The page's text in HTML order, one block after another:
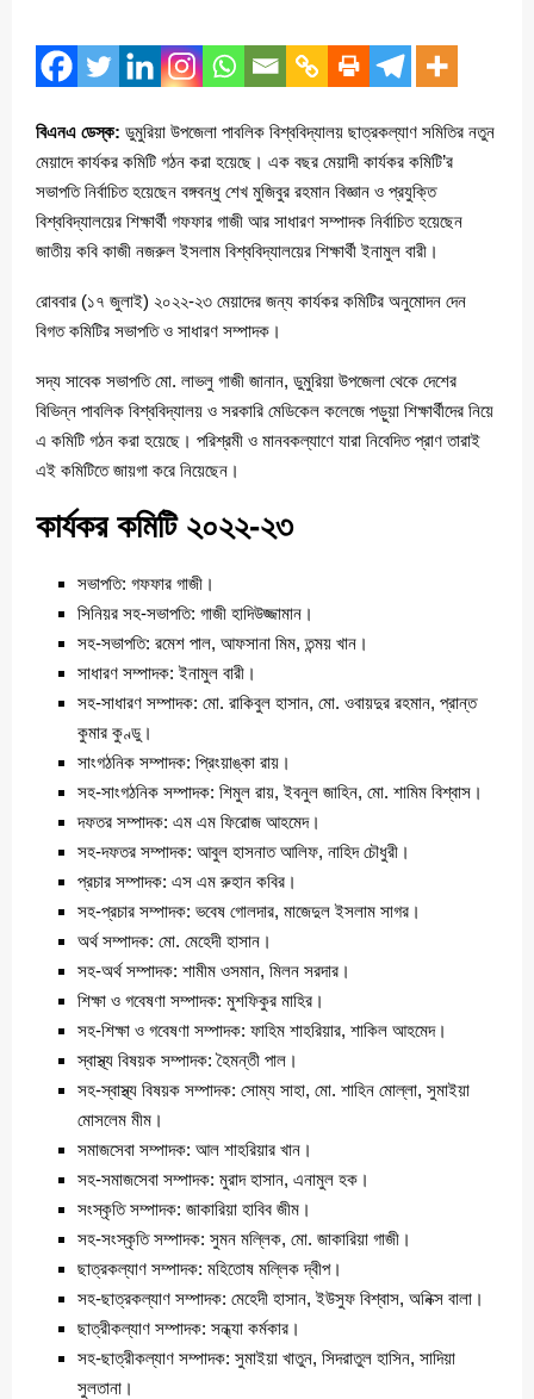
বিএনএ ডেস্ক: ডুমুরিয়া উপজেলা পাবলিক বিশ্ববিদ্যালয় ছাত্রকল্যাণ সমিতির নতুন
মেয়াদে কার্যকর কমিটি গঠন করা হয়েছে। এক বছর মেয়াদী কার্যকর কমিটি’র
সভাপতি নির্বাচিত হয়েছেন বঙ্গবন্ধু শেখ মুজিবুর রহমান বিজ্ঞান ও প্রযুক্তি
বিশ্ববিদ্যালয়ের শিক্ষার্থী গফফার গাজী আর সাধারণ সম্পাদক নির্বাচিত হয়েছেন
জাতীয় কবি কাজী নজরুল ইসলাম বিশ্ববিদ্যালয়ের শিক্ষার্থী ইনামুল বারী।
রোববার (১৭ জুলাই) ২০২২-২৩ মেয়াদের জন্য কার্যকর কমিটির অনুমোদন দেন
বিগত কমিটির সভাপতি ও সাধারণ সম্পাদক।
সদ্য সাবেক সভাপতি মো. লাভলু গাজী জানান, ডুমুরিয়া উপজেলা থেকে দেশের
বিভিন্ন পাবলিক বিশ্ববিদ্যালয় ও সরকারি মেডিকেল কলেজে পড়ুয়া শিক্ষার্থীদের নিয়ে
এ কমিটি গঠন করা হয়েছে। পরিশ্রমী ও মানবকল্যাণে যারা নিবেদিত প্রাণ তারাই
এই কমিটিতে জায়গা করে নিয়েছেন।
কার্যকর কমিটি ২০২২-২৩
সভাপতি: গফফার গাজী।
সিনিয়র সহ-সভাপতি: গাজী হাদিউজ্জামান।
সহ-সভাপতি: রমেশ পাল, আফসানা মিম, তন্ময় খান।
সাধারণ সম্পাদক: ইনামুল বারী।
সহ-সাধারণ সম্পাদক: মো. রাকিবুল হাসান, মো. ওবায়দুর রহমান, প্রান্ত
কুমার কুণ্ডু।
সাংগঠনিক সম্পাদক: প্রিংয়াঙ্কা রায়।
সহ-সাংগঠনিক সম্পাদক: শিমুল রায়, ইবনুল জাহিন, মো. শামিম বিশ্বাস।
দফতর সম্পাদক: এম এম ফিরোজ আহমেদ।
সহ-দফতর সম্পাদক: আবুল হাসনাত আলিফ, নাহিদ চৌধুরী।
প্রচার সম্পাদক: এস এম রুহান কবির।
সহ-প্রচার সম্পাদক: ভবেষ গোলদার, মাজেদুল ইসলাম সাগর।
অর্থ সম্পাদক: মো. মেহেদী হাসান।
সহ-অর্থ সম্পাদক: শামীম ওসমান, মিলন সরদার।
শিক্ষা ও গবেষণা সম্পাদক: মুশফিকুর মাহির।
সহ-শিক্ষা ও গবেষণা সম্পাদক: ফাহিম শাহরিয়ার, শাকিল আহমেদ।
স্বাস্থ্য বিষয়ক সম্পাদক: হৈমন্তী পাল।
সহ-স্বাস্থ্য বিষয়ক সম্পাদক: সোম্য সাহা, মো. শাহিন মোল্লা, সুমাইয়া
মোসলেম মীম।
সমাজসেবা সম্পাদক: আল শাহরিয়ার খান।
সহ-সমাজসেবা সম্পাদক: মুরাদ হাসান, এনামুল হক।
সংস্কৃতি সম্পাদক: জাকারিয়া হাবিব জীম।
সহ-সংস্কৃতি সম্পাদক: সুমন মল্লিক, মো. জাকারিয়া গাজী।
ছাত্রকল্যাণ সম্পাদক: মহিতোষ মল্লিক দ্বীপ।
সহ-ছাত্রকল্যাণ সম্পাদক: মেহেদী হাসান, ইউসুফ বিশ্বাস, অনিক্স বালা।
ছাত্রীকল্যাণ সম্পাদক: সন্ধ্যা কর্মকার।
সহ-ছাত্রীকল্যাণ সম্পাদক: সুমাইয়া খাতুন, সিদরাতুল হাসিন, সাদিয়া
সুলতানা।